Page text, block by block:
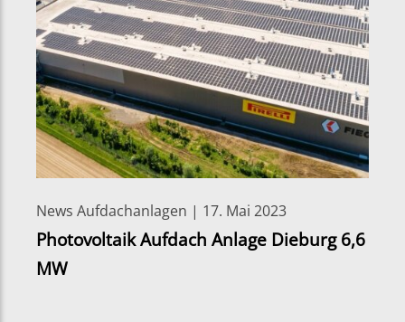
News Aufdachanlagen | 17. Mai 2023
Photovoltaik Aufdach Anlage Dieburg 6,6
MW